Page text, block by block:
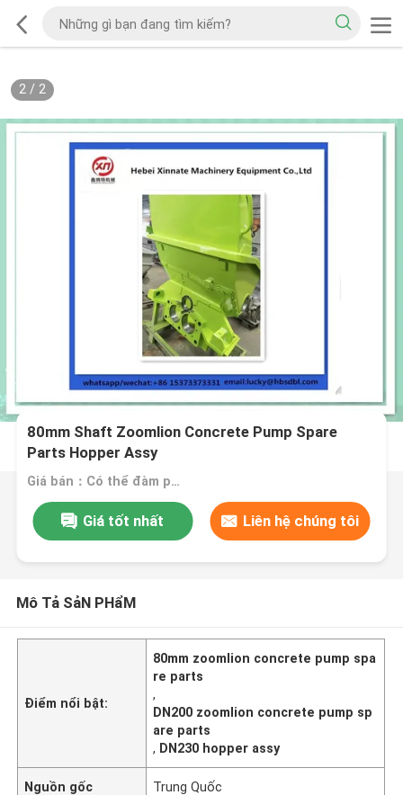
2/ 2
80mm Shaft Zoomlion Concrete Pump Spare
Parts Hopper Assy
Giá bán：Có thể đàm phán
Giá tốt nhất Liên hệ chúng tôi
Mô Tả SảN PHẩM
Điểm nổi bật:
80mm zoomlion concrete pump spa
re parts
,
DN200 zoomlion concrete pump sp
are parts
, DN230 hopper assy
Nguồn gốc Trung Quốc